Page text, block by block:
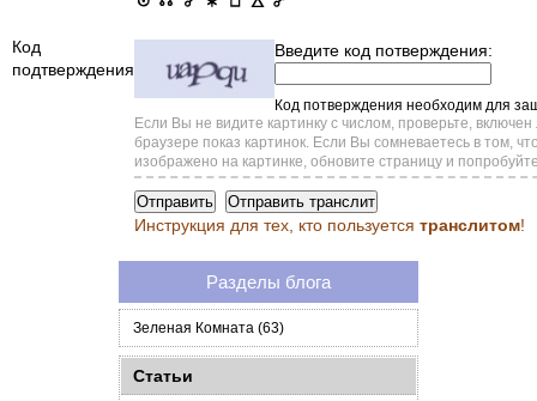
Код
подтверждения
Введите код потверждения:
Код потверждения необходим для
Если Вы не видите картинку с числом, проверьте,
браузере показ картинок. Если Вы сомневаетесь в том,
изображено на картинке, обновите страницу и
Инструкция для тех, кто пользуется транслитом!
Разделы блога
Зеленая Комната (63)
Статьи